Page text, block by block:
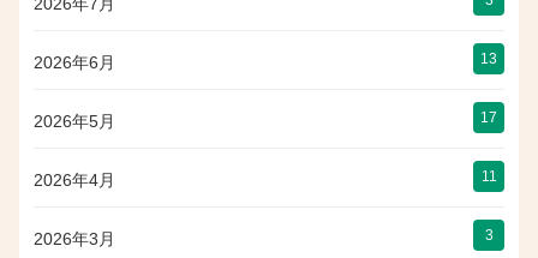
2026年6月 13
2026年5月 17
2026年4月 11
2026年3月 3